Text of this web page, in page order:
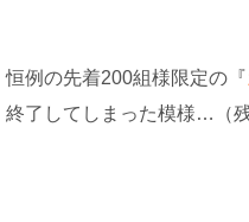
恒例の先着200組様限定の『
終了してしまった模様…（残